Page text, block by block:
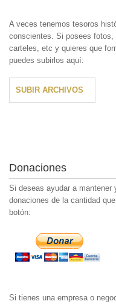
A veces tenemos tesoros
conscientes. Si posees fotos,
carteles, etc y quieres que
puedes subirlos aquí:
SUBIR ARCHIVOS
Donaciones
Si deseas ayudar a mantener
donaciones de la cantidad
botón:
Si tienes una empresa o